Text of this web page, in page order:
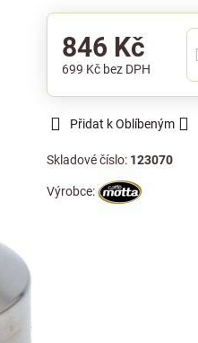
846 Kč
699 Kč bez DPH
Přidat k Oblíbeným
Skladové číslo: 123070
Výrobce: